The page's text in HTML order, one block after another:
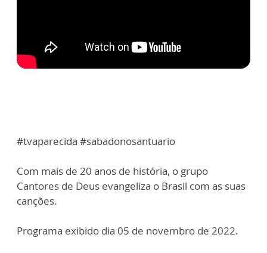
#tvaparecida #sabadonosantuario
Com mais de 20 anos de história, o grupo
Cantores de Deus evangeliza o Brasil com as suas
canções.
Programa exibido dia 05 de novembro de 2022.